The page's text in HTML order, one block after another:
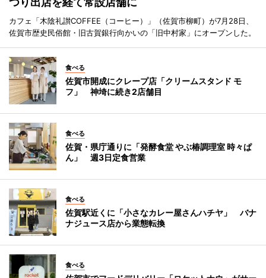
カフェ「木陰礼讃COFFEE（コーヒー）」（佐賀市柳町）が7月28日、
佐賀市歴史民俗館・旧古賀銀行向かいの「旧中村家」にオープンした。
食べる
佐賀市開成にクレープ店「クリームスタンド モ
フ」 神埼に続き2店舗目
食べる
佐賀・県庁通りに「発酵食堂 やぶ椿調理室 時々ぱ
ん」 週3日定食営業
食べる
佐賀駅近くに「小さなカレー屋さんハチヤ」 バナ
ナジュース店から業態転換
食べる